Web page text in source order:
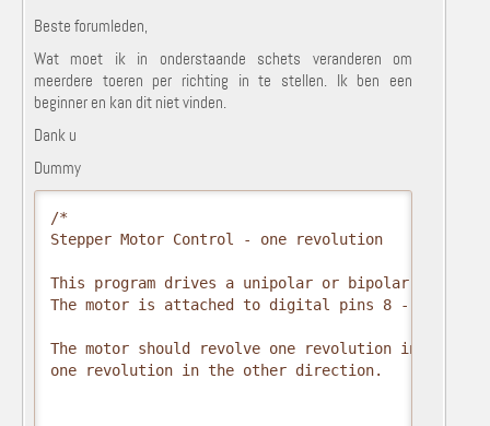
Beste forumleden,
Wat moet ik in onderstaande schets veranderen om
meerdere toeren per richting in te stellen. Ik ben een
beginner en kan dit niet vinden.
Dank u
Dummy
/*
Stepper Motor Control - one revolution
This program drives a unipolar or bipolar stepper
The motor is attached to digital pins 8 - 11 of
The motor should revolve one revolution in one
one revolution in the other direction.